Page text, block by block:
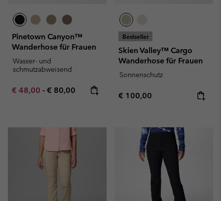
Pinetown Canyon™
Wanderhose für Frauen
Wasser- und
schmutzabweisend
Minimum sale price:
€ 48,00 - Maximum price:
€ 80,00
Bestseller
Skien Valley™ Cargo
Wanderhose für Frauen
Sonnenschutz
Regular price:
€ 100,00